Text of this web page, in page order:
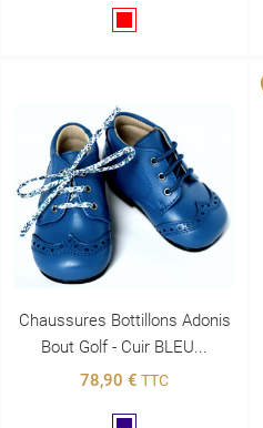
Chaussures Bottillons Adonis
Bout Golf - Cuir BLEU...
78,90 € TTC